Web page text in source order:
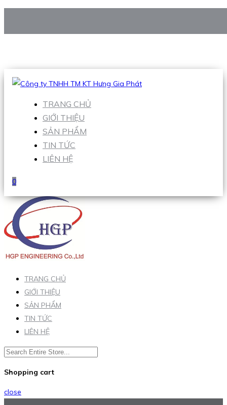
Hotline:0938 906 663
TRANG CHỦ
GIỚI THIỆU
SẢN PHẨM
TIN TỨC
LIÊN HỆ
0
TRANG CHỦ
GIỚI THIỆU
SẢN PHẨM
TIN TỨC
LIÊN HỆ
Shopping cart
close